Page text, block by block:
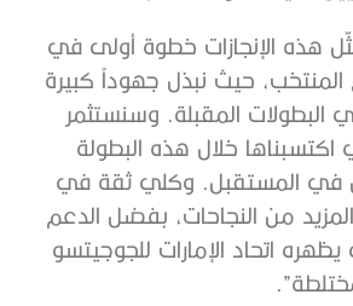
هذه الإنجازات خطوة أولى في
المنتخب، حيث نبذل جهوداً كبيرة
البطولات المقبلة. وسنستثمر
اكتسبناها خلال هذه البطولة
في المستقبل. وكلي ثقة في
من النجاحات، بفضل الدعم
يظهره اتحاد الإمارات للجوجيتسو